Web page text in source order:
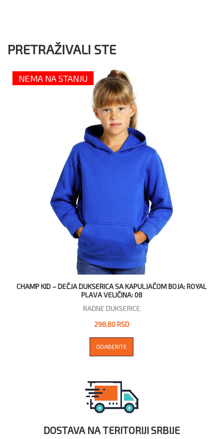
PRETRAŽIVALI STE
NEMA NA STANJU
CHAMP KID – DEČJA DUKSERICA SA KAPULJAČOM BOJA: ROYAL
PLAVA VELIČINA: 08
RADNE DUKSERICE
298,80 RSD
ODABERITE
DOSTAVA NA TERITORIJI SRBIJE